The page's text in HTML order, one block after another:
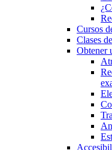
Cursos
Clases
Obtener